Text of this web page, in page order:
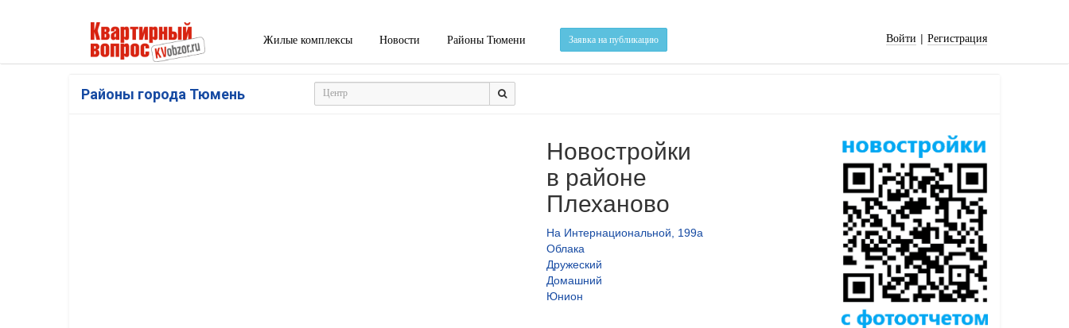
Жилые комплексы Новости Районы Тюмени Заявка на публикацию Войти | Регистрация
Районы города Тюмень
Новостройки
в районе
Плеханово
На Интернациональной, 199а
Облака
Дружеский
Домашний
Юнион